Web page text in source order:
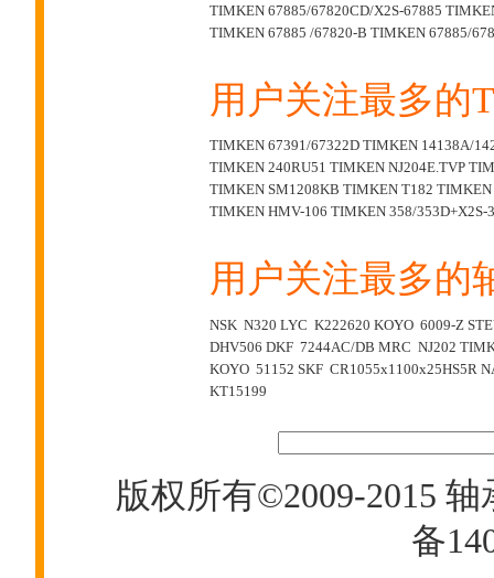
TIMKEN 67885/67820CD/X2S-67885
TIMKEN 67885 /67820-B TIMKEN 67885/
用户关注最多的
TIMKEN 67391/67322D TIMKEN 14138A/
TIMKEN 240RU51 TIMKEN NJ204E.TVP
TIMKEN SM1208KB TIMKEN T182 TIMKEN
TIMKEN HMV-106 TIMKEN 358/353D+X2S-
用户关注最多的
NSK N320 LYC K222620 KOYO 6009-Z
DHV506 DKF 7244AC/DB MRC NJ202
KOYO 51152 SKF CR1055x1100x25HS5R
KT15199
版权所有©2009-2015 轴
备